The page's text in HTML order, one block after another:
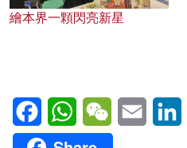
繪本界一顆閃亮新星
FacebookWhatsAppWeChatEmail